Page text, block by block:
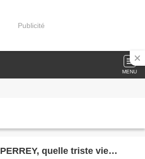
Publicité
MENU
quelle triste vie…